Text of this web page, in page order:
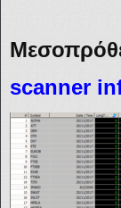
scanner